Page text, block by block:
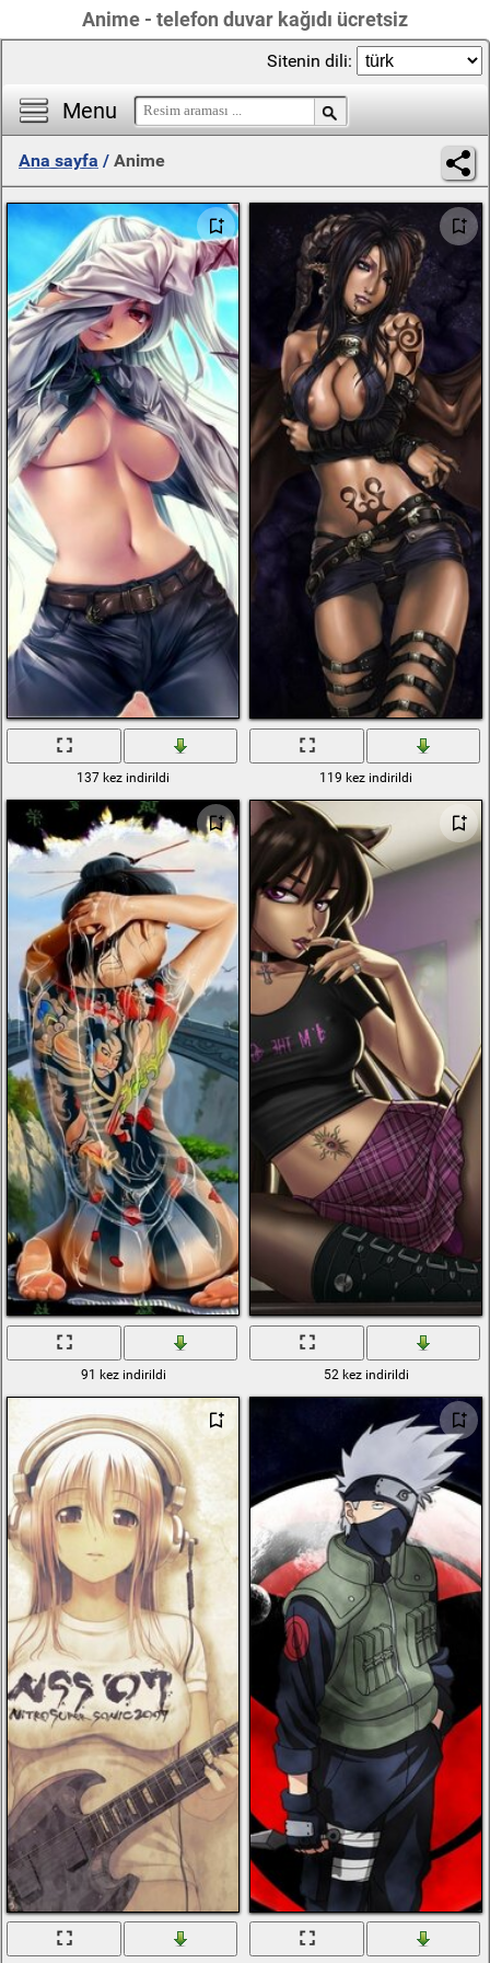
Anime - telefon duvar kağıdı ücretsiz
Menu
Sitenin dili:
Ana sayfa / Anime
137 kez indirildi 119 kez indirildi
91 kez indirildi 52 kez indirildi